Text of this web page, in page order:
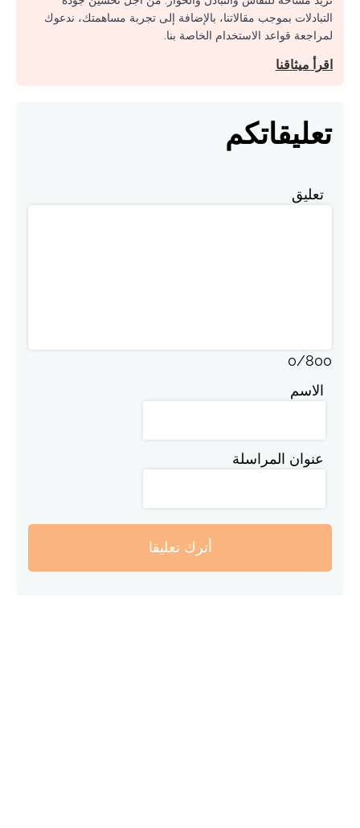
التبادلات بموجب مقالاتنا، بالإضافة إلى تجربة مساهمتك، ندعوك
لمراجعة قواعد الاستخدام الخاصة بنا.
اقرأ ميثاقنا
تعليقاتكم
تعليق
0/800
الاسم
عنوان المراسلة
أترك تعليقا